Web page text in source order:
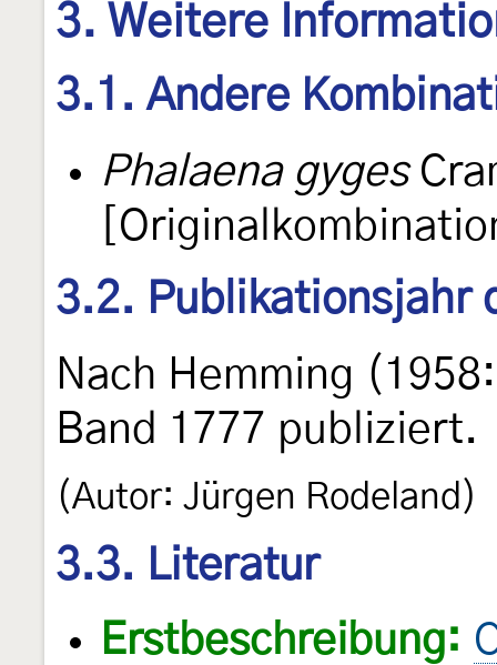
3. Weitere
3.1. Andere
Phalaena gyges
3.2. Publikationsjahr
Nach Hemming
Band 1777 publiziert.
(Autor: Jürgen Rodeland)
3.3. Literatur
Erstbeschreibung: